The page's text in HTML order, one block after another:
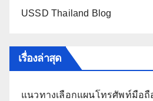
USSD Thailand Blog
เรื่องล่าสุด
แนวทางเลือกแผนโทรศัพท์มือ